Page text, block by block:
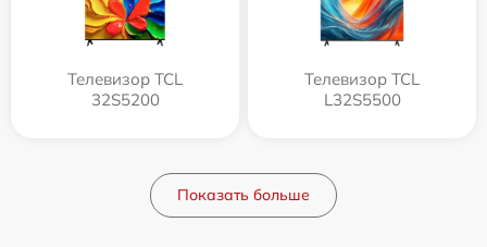
Телевизор TCL
32S5200
Телевизор TCL
L32S5500
Показать больше